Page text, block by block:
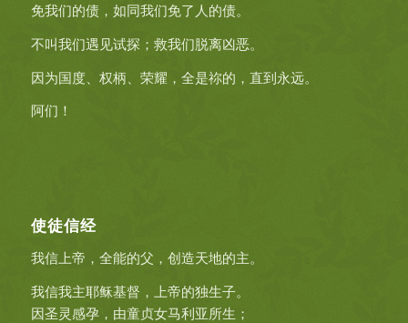
免我们的债，如同我们免了人的债。
不叫我们遇见试探；救我们脱离凶恶。
因为国度、权柄、荣耀，全是祢的，直到永远。
阿们！
使徒信经
我信上帝，全能的父，创造天地的主。
我信我主耶稣基督，上帝的独生子。
因圣灵感孕，由童贞女马利亚所生；